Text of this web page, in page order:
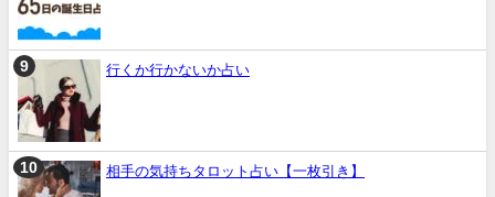
行くか行かないか占い
相手の気持ちタロット占い【一枚引き】